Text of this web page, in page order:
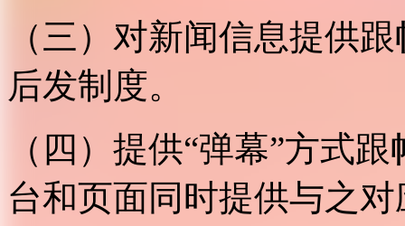
（三）对新闻信息提供
后发制度。
（四）提供“弹幕”方式
台和页面同时提供与之